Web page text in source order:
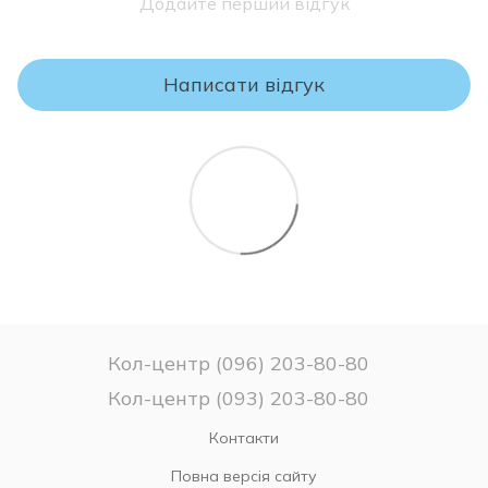
відшкодувати будь-які дефекти, що виникли внаслідок
транспортування та зберігання товару.
УВАГА!
Будь ласка, перевіряйте комплектність і відповідність
Якщо Ви не впевнені у виборі матраца – не розпаковуйте
його, оскільки після зняття заводського упаковання матрац
вважається таким, який був у використанні та
ПОВЕРНЕННЮ чи ОБМІНУ НЕ ПІДЛЯГАЄ!
Написати відгук
Кол-центр (096) 203-80-80
Кол-центр (093) 203-80-80
Контакти
Повна версія сайту